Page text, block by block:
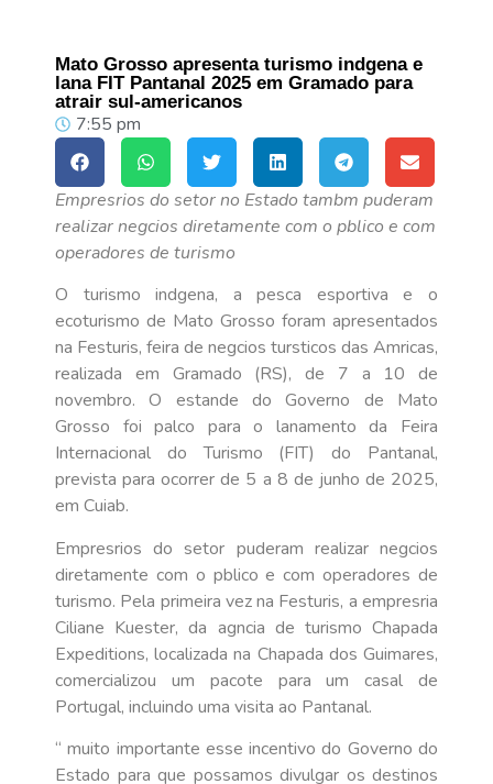
Mato Grosso apresenta turismo indgena e
lana FIT Pantanal 2025 em Gramado para
atrair sul-americanos
7:55 pm
Empresrios do setor no Estado tambm puderam
realizar negcios diretamente com o pblico e com
operadores de turismo
O turismo indgena, a pesca esportiva e o
ecoturismo de Mato Grosso foram apresentados
na Festuris, feira de negcios tursticos das Amricas,
realizada em Gramado (RS), de 7 a 10 de
novembro. O estande do Governo de Mato
Grosso foi palco para o lanamento da Feira
Internacional do Turismo (FIT) do Pantanal,
prevista para ocorrer de 5 a 8 de junho de 2025,
em Cuiab.
Empresrios do setor puderam realizar negcios
diretamente com o pblico e com operadores de
turismo. Pela primeira vez na Festuris, a empresria
Ciliane Kuester, da agncia de turismo Chapada
Expeditions, localizada na Chapada dos Guimares,
comercializou um pacote para um casal de
Portugal, incluindo uma visita ao Pantanal.
“ muito importante esse incentivo do Governo do
Estado para que possamos divulgar os destinos